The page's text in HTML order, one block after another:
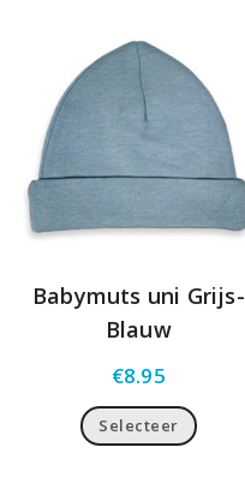
Babymuts uni Grijs-
Blauw
€8.95
Selecteer